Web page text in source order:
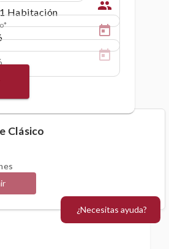
people
Clásico
¿Necesitas ayuda?